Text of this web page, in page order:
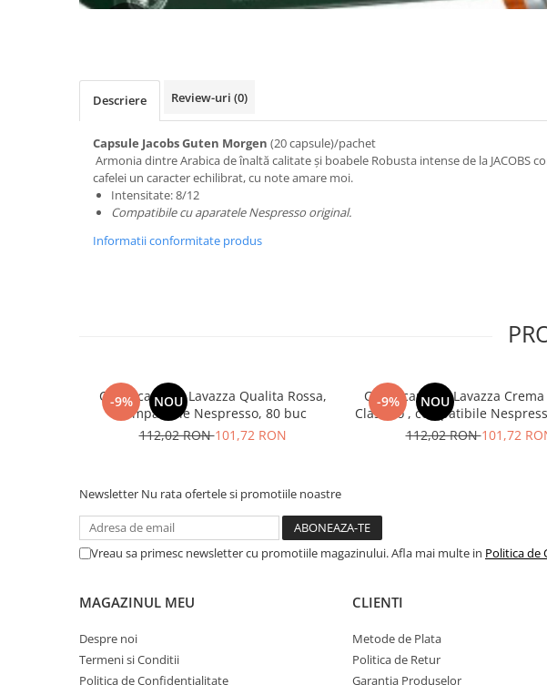
Descriere Review-uri (0)
Capsule Jacobs Guten Morgen (20 capsule)/pachet
Armonia dintre Arabica de înaltă calitate și boabele Robusta intense de la JACOBS
cafelei un caracter echilibrat, cu note amare moi.
Intensitate: 8/12
Compatibile cu aparatele Nespresso original.
Informatii conformitate produs
-9% NOU
Cafea capsule Lavazza Qualita Rossa,
compatibile Nespresso, 80 buc
112,02 RON101,72 RON
-9% NOU
Cafea capsule Lavazza
Classico , compatibile
112,02 RON101,72
Newsletter Nu rata ofertele si promotiile noastre
Vreau sa primesc newsletter cu promotiile magazinului. Afla mai multe in Politica de
MAGAZINUL MEU
Despre noi
Termeni si Conditii
Politica de Confidentialitate
CLIENTI
Metode de Plata
Politica de Retur
Garantia Produselor